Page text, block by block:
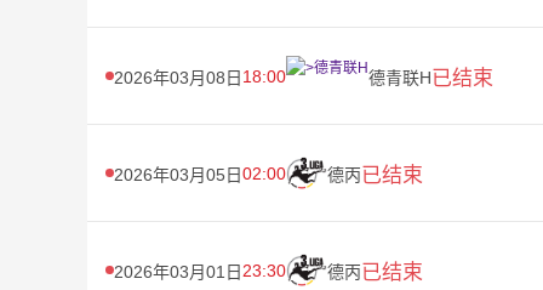
2026年03月08日18:00 德青联H已结束
2026年03月05日02:00 德丙已结束
2026年03月01日23:30 德丙已结束